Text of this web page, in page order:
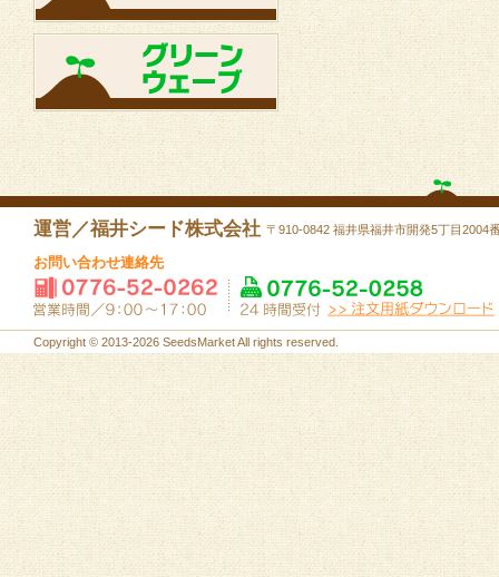
運営／福井シード株式会社 〒910-0842 福井県福井市開発5丁目2004
お問い合わせ連絡先
Copyright © 2013-2026 SeedsMarket All rights reserved.